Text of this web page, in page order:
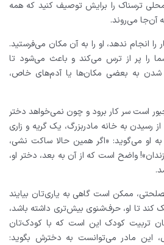
ترسناک را برایش توصیف کنید که همه
می‌روند.
را انجام ندهد، او را به آن مکان می‌فرستید.
را پر از ترس می‌کند و باعث می‌شود تا
شدن به بعضی مکان‌ها یا آدم‌های خاص،
است سر کار برود و چون نمی‌خواهد دختر
رسیدن به خانه مادربزرگ، یک گریه و زاری
او می‌گوید: «اگر همین حالا ساکت نشی،
واضح است که از آن به بعد، دختر او،
ممکن است گاهی به یاری‌تان بیایند
کند تا او، حرف‌شنوی بیش‌تری داشته باشد،
تربیت کودک این است که با کودک‌تان
این مادر می‌توانست به دخترش بگوید: